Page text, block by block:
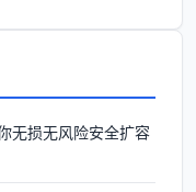
无损无风险安全扩容